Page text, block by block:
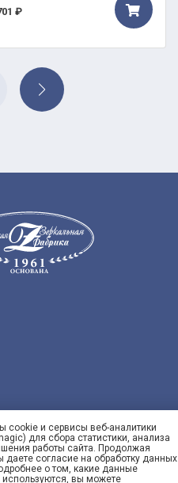
₽
cookie и сервисы веб-аналитики
для сбора статистики, анализа
работы сайта. Продолжая
даете согласие на обработку данных
о том, какие данные
используются, вы можете